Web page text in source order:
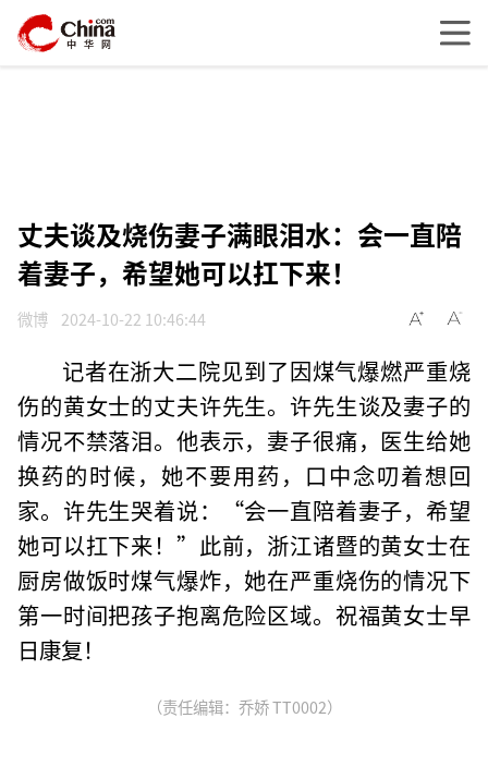
丈夫谈及烧伤妻子满眼泪水：会一直陪
着妻子，希望她可以扛下来！
微博 2024-10-22 10:46:44
记者在浙大二院见到了因煤气爆燃严重烧
伤的黄女士的丈夫许先生。许先生谈及妻子的
情况不禁落泪。他表示，妻子很痛，医生给她
换药的时候，她不要用药，口中念叨着想回
家。许先生哭着说：“会一直陪着妻子，希望
她可以扛下来！”此前，浙江诸暨的黄女士在
厨房做饭时煤气爆炸，她在严重烧伤的情况下
第一时间把孩子抱离危险区域。祝福黄女士早
日康复！
（责任编辑：乔娇 TT0002）